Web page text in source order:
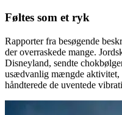
Føltes som et ryk
Rapporter fra besøgende
der overraskede mange.
Disneyland, sendte
usædvanlig mængde aktivitet,
håndterede de uventede